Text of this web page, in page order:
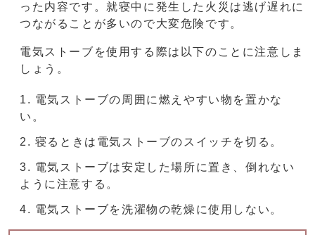
った内容です。就寝中に発生した火災は逃げ遅れに
つながることが多いので大変危険です。
電気ストーブを使用する際は以下のことに注意しま
しょう。
電気ストーブの周囲に燃えやすい物を置かな
い。
寝るときは電気ストーブのスイッチを切る。
電気ストーブは安定した場所に置き、倒れない
ように注意する。
電気ストーブを洗濯物の乾燥に使用しない。